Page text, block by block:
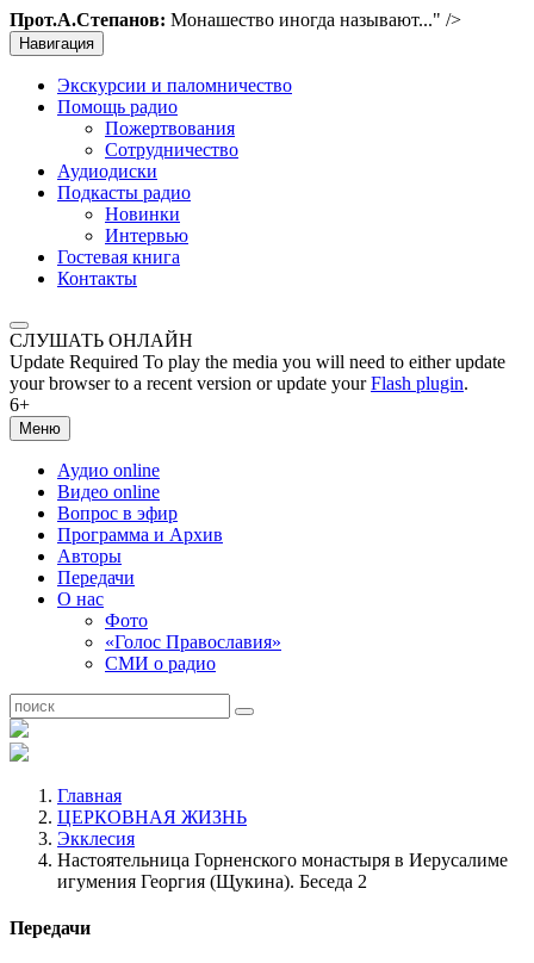
Прот.А.Степанов: Монашество иногда называют..." />
Навигация
Экскурсии и паломничество
Помощь радио
Пожертвования
Сотрудничество
Аудиодиски
Подкасты радио
Новинки
Интервью
Гостевая книга
Контакты
СЛУШАТЬ ОНЛАЙН
Update Required To play the media you will need to either update
your browser to a recent version or update yourFlash plugin.
6+
Меню
Аудио online
Видео online
Вопрос в эфир
Программа и Архив
Авторы
Передачи
О нас
Фото
«Голос Православия»
СМИ о радио
Главная
ЦЕРКОВНАЯ ЖИЗНЬ
Экклесия
Настоятельница Горненского монастыря в Иерусалиме
игумения Георгия (Щукина). Беседа 2
Передачи